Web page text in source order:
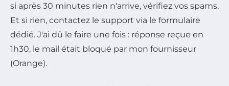
si après 30 minutes rien n'arrive, vérifiez vos spams.
Et si rien, contactez le support via le formulaire
dédié. J'ai dû le faire une fois : réponse reçue en
1h30, le mail était bloqué par mon fournisseur
(Orange).